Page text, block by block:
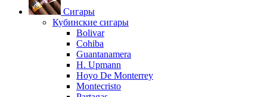
Сигары
Кубинские сигары
Bolivar
Cohiba
Guantanamera
H. Upmann
Hoyo De Monterrey
Montecristo